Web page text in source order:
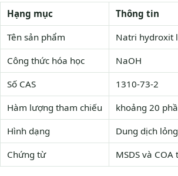
Hạng mục
Thông tin
Tên sản phẩm
Natri hydroxit
Công thức hóa học
NaOH
Số CAS
1310-73-2
Hàm lượng tham chiếu
khoảng 20
Hình dạng
Dung dịch lỏng
Chứng từ
MSDS và